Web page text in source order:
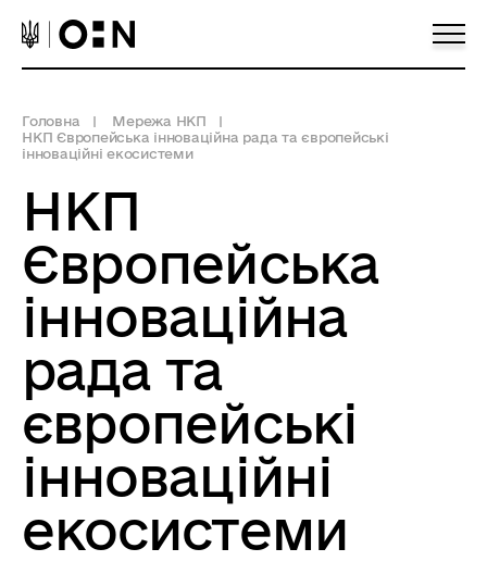
Головна
Мережа НКП
НКП Європейська інноваційна рада та європейські
інноваційні екосистеми
НКП
Європейська
інноваційна
рада та
європейські
інноваційні
екосистеми